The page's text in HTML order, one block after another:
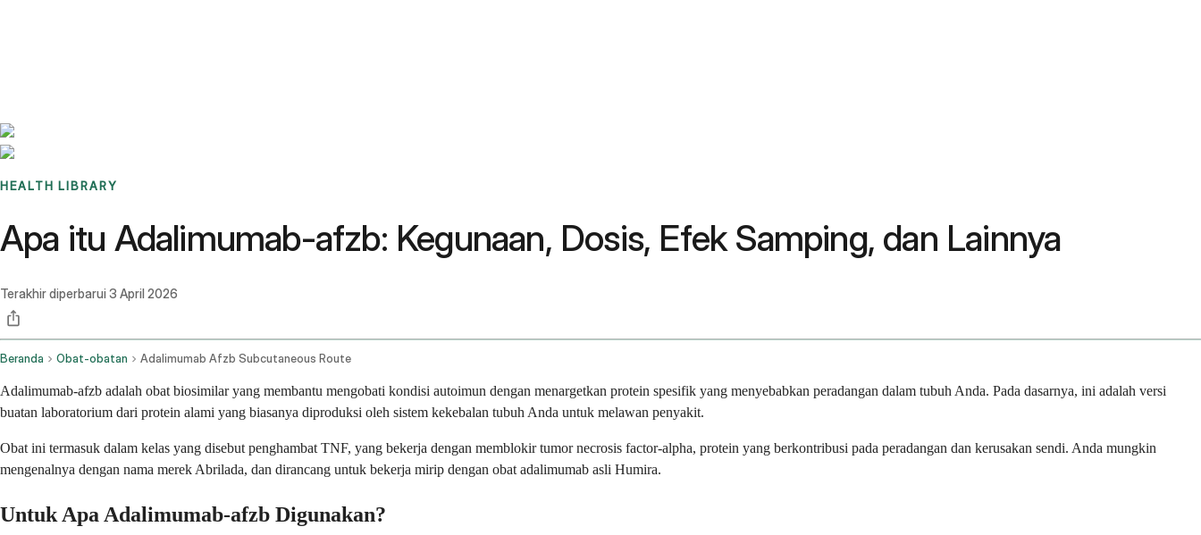
HEALTH LIBRARY
Apa itu Adalimumab-afzb: Kegunaan, Dosis, Efek Samping, dan Lainnya
Terakhir diperbarui 3 April 2026
Beranda Obat-obatan Adalimumab Afzb Subcutaneous Route
Adalimumab-afzb adalah obat biosimilar yang membantu mengobati kondisi autoimun dengan menargetkan protein spesifik yang menyebabkan peradangan dalam tubuh Anda. Pada dasarnya, ini adalah versi
buatan laboratorium dari protein alami yang biasanya diproduksi oleh sistem kekebalan tubuh Anda untuk melawan penyakit.
Obat ini termasuk dalam kelas yang disebut penghambat TNF, yang bekerja dengan memblokir tumor necrosis factor-alpha, protein yang berkontribusi pada peradangan dan kerusakan sendi. Anda mungkin
mengenalnya dengan nama merek Abrilada, dan dirancang untuk bekerja mirip dengan obat adalimumab asli Humira.
Untuk Apa Adalimumab-afzb Digunakan?